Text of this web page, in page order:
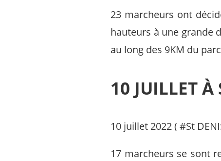
23 marcheurs ont
hauteurs à une grande
au long des 9KM du
10 JUILLET À
10 juillet 2022 ( #St
17 marcheurs se sont